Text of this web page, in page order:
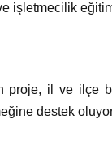
işletmecilik
proje, il ve ilçe
destek